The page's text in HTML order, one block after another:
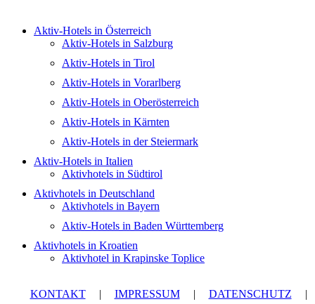
Aktiv-Hotels in Österreich
Aktiv-Hotels in Salzburg
Aktiv-Hotels in Tirol
Aktiv-Hotels in Vorarlberg
Aktiv-Hotels in Oberösterreich
Aktiv-Hotels in Kärnten
Aktiv-Hotels in der Steiermark
Aktiv-Hotels in Italien
Aktivhotels in Südtirol
Aktivhotels in Deutschland
Aktivhotels in Bayern
Aktiv-Hotels in Baden Württemberg
Aktivhotels in Kroatien
Aktivhotel in Krapinske Toplice
KONTAKT | IMPRESSUM | DATENSCHUTZ |